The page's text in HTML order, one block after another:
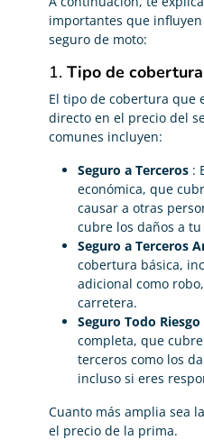
importantes que
seguro de moto:
1. Tipo de cobertura
El tipo de cobertura que
directo en el precio del
comunes incluyen:
Seguro a Terceros :
económica, que
causar a otras
cubre los daños a
Seguro a Terceros
cobertura básica,
adicional como
carretera.
Seguro Todo Riesgo
completa, que
terceros como los
incluso si eres
Cuanto más amplia sea
el precio de la prima.